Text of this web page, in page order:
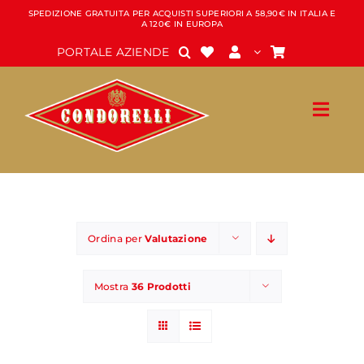
Salta
contenuto
SPEDIZIONE GRATUITA PER ACQUISTI SUPERIORI A 58,90€ IN ITALIA E
A 120€ IN EUROPA
PORTALE AZIENDE
Ordina perValutazione
Mostra 36 Prodotti